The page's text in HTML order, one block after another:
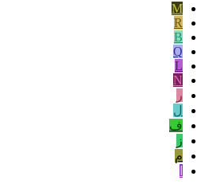
M
R
B
Q
L
N
ر
ل
ف
ز
م